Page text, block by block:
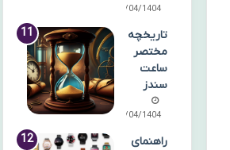
22/04/1404
تاریخچه
مختصر
ساعت
سندز
18/04/1404
راهنمای